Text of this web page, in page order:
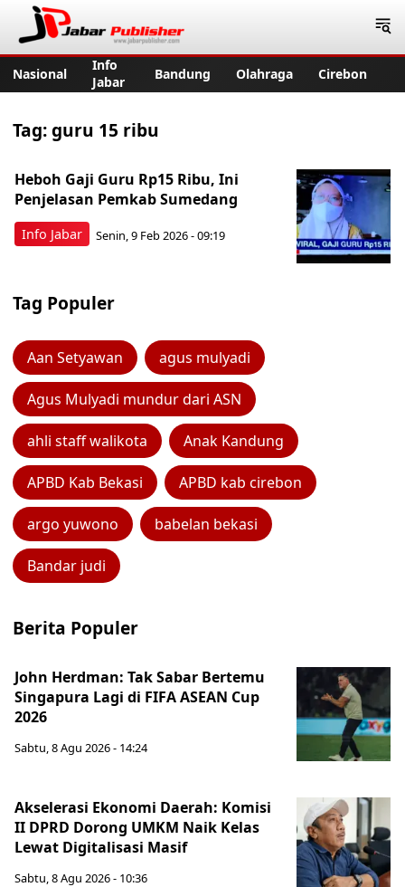
Nasional
Info
Jabar
Bandung Olahraga Cirebon
Tag:guru 15 ribu
Info Jabar
Heboh Gaji Guru Rp15 Ribu, Ini
Penjelasan Pemkab Sumedang
Senin, 9 Feb 2026 - 09:19
Tag Populer
Aan Setyawan agus mulyadi
Agus Mulyadi mundur dari ASN
ahli staff walikota Anak Kandung
APBD Kab Bekasi APBD kab cirebon
argo yuwono babelan bekasi
Bandar judi
Berita Populer
John Herdman: Tak Sabar Bertemu
Singapura Lagi di FIFA ASEAN Cup
2026
Sabtu, 8 Agu 2026 - 14:24
Akselerasi Ekonomi Daerah: Komisi
II DPRD Dorong UMKM Naik Kelas
Lewat Digitalisasi Masif
Sabtu, 8 Agu 2026 - 10:36